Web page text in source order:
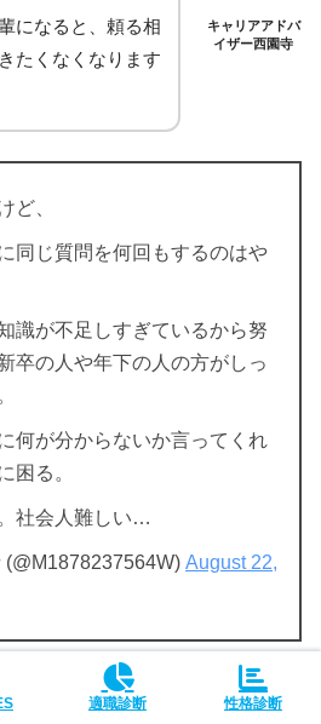
になると、頼る相
たくなくなります
キャリアアドバ
イザー西園寺
ど、
同じ質問を何回もするのはや
識が不足しすぎているから努
卒の人や年下の人の方がしっ
何が分からないか言ってくれ
困る。
社会人難しい…
August 22,
適職診断 性格診断